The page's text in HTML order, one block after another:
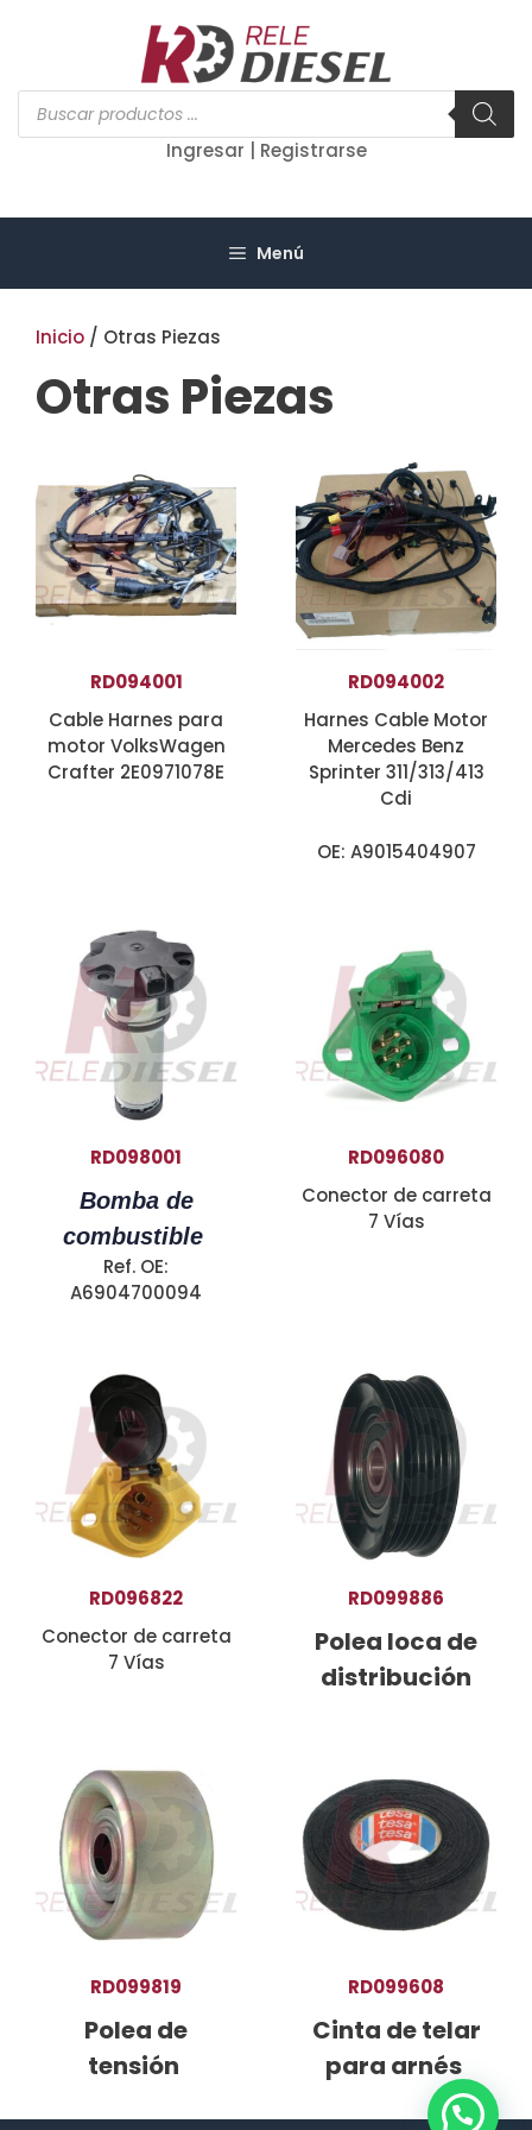
Búsqueda
de
productos
Ingresar | Registrarse
Menú
Inicio / Otras Piezas
Otras Piezas
RD094001
Cable Harnes para
motor VolksWagen
Crafter 2E0971078E
RD094002
Harnes Cable Motor
Mercedes Benz
Sprinter 311/313/413
Cdi
OE: A9015404907
RD098001
Bomba de
combustible
Ref. OE:
A6904700094
RD096080
Conector de carreta
7 Vías
RD096822
Conector de carreta
7 Vías
RD099886
Polea loca de
distribución
RD099819
Polea de
tensión
RD099608
Cinta de telar
para arnés